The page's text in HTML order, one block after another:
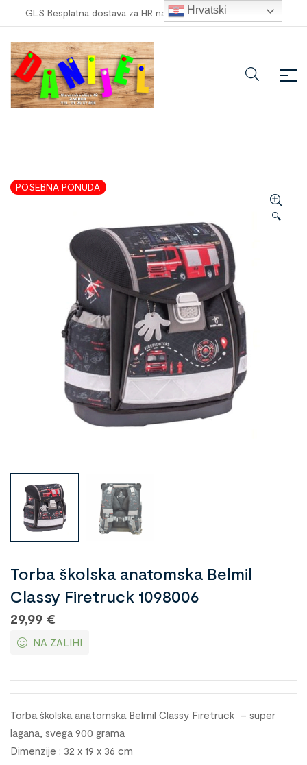
GLS Besplatna dostava za HR narudžbe veće od 100,00 €
🔍
POSEBNA PONUDA
Torba školska anatomska Belmil
Classy Firetruck 1098006
29,99 €
NA ZALIHI
Torba školska anatomska Belmil Classy Firetruck – super
lagana, svega 900 grama
Dimenzije : 32 x 19 x 36 cm
Hrvatski